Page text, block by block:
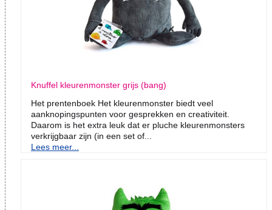
Knuffel kleurenmonster grijs (bang)
Het prentenboek Het kleurenmonster biedt veel
aanknopingspunten voor gesprekken en creativiteit.
Daarom is het extra leuk dat er pluche kleurenmonsters
verkrijgbaar zijn (in een set of...
Lees meer...